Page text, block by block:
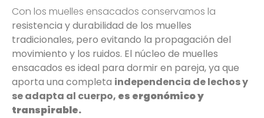
Con los muelles ensacados conservamos la
resistencia y durabilidad de los muelles
tradicionales, pero evitando la propagación del
movimiento y los ruidos. El núcleo de muelles
ensacados es ideal para dormir en pareja, ya que
aporta una completa independencia de lechos y
se adapta al cuerpo, es ergonómico y
transpirable.